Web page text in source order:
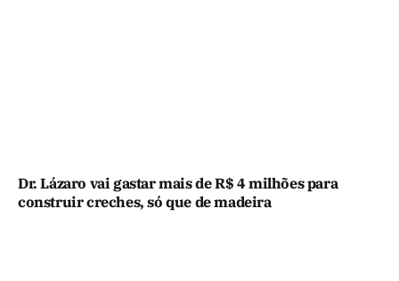
Dr. Lázaro vai gastar mais de R$ 4 milhões para
construir creches, só que de madeira